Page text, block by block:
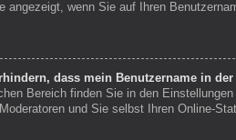
angezeigt, wenn Sie auf Ihren
dass mein Benutzername in
Bereich finden Sie in den
und Sie selbst Ihren Online-